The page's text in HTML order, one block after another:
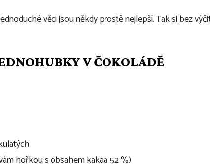
věci jsou někdy prostě nejlepší. Tak si bez
V ČOKOLÁDĚ
hořkou s obsahem kakaa 52 %)